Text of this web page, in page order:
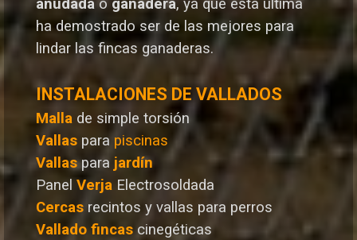
anudada o ganadera, ya que esta última
ha demostrado ser de las mejores para
lindar las fincas ganaderas.
INSTALACIONES DE VALLADOS
Malla de simple torsión
Vallas para piscinas
Vallaspara jardín
Panel Verja Electrosoldada
Cercas recintos y vallas para perros
Vallado fincas cinegéticas